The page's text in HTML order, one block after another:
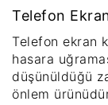
Telefon
Telefon ekran
hasara
düşünüldüğü
önlem